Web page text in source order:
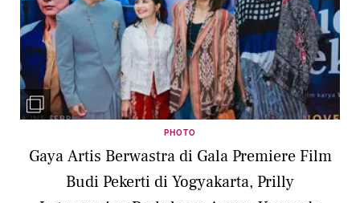
PHOTO
Gaya Artis Berwastra di Gala Premiere Film
Budi Pekerti di Yogyakarta, Prilly